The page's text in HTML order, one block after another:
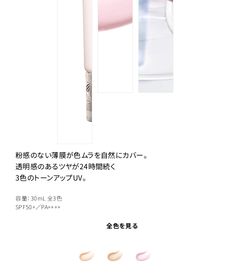
粉感のない薄膜が色ムラを自然にカバー。
透明感のあるツヤが24時間続く
3色のトーンアップUV。
容量：30mL 全3色
SPF50+／PA++++
全色を見る